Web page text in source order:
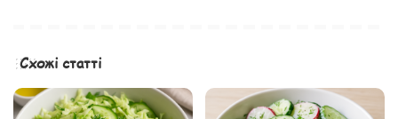
Схожі статті